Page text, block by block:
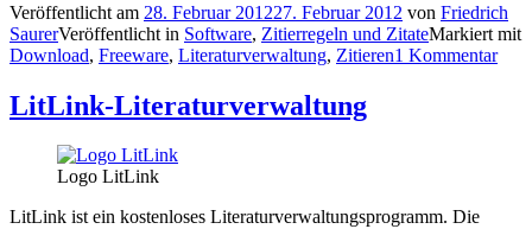
Veröffentlicht am 28. Februar 201227. Februar 2012 von Friedrich
SaurerVeröffentlicht in Software, Zitierregeln und ZitateMarkiert mit
Download, Freeware, Literaturverwaltung, Zitieren1 Kommentar
LitLink-Literaturverwaltung
Logo LitLink
LitLink ist ein kostenloses Literaturverwaltungsprogramm. Die